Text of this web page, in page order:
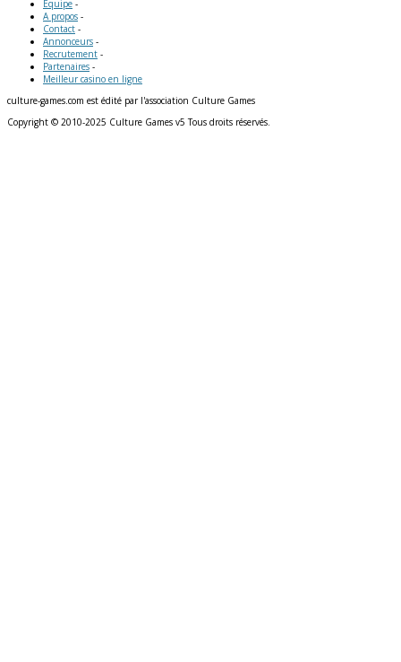
Equipe -
A propos -
Contact -
Annonceurs -
Recrutement -
Partenaires -
Meilleur casino en ligne
culture-games.com est édité par l'association Culture Games
Copyright © 2010-2025 Culture Games v5 Tous droits réservés.